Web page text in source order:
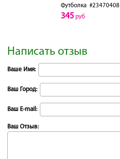
Футболка#23470408
345руб
Написать отзыв
Ваше Имя:
Ваш Город:
Ваш E-mail:
Ваш Отзыв: